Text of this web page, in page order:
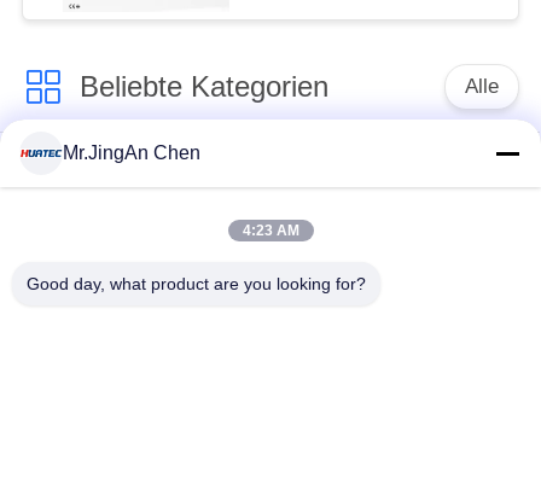
Beliebte Kategorien Alle
Ultraschallprüfgerät
Dickenmessung
Schichtdickenmessgerät
Härteprüfgerät
Mr.JingAn Chen
4:23 AM
Good day, what product are you looking for?